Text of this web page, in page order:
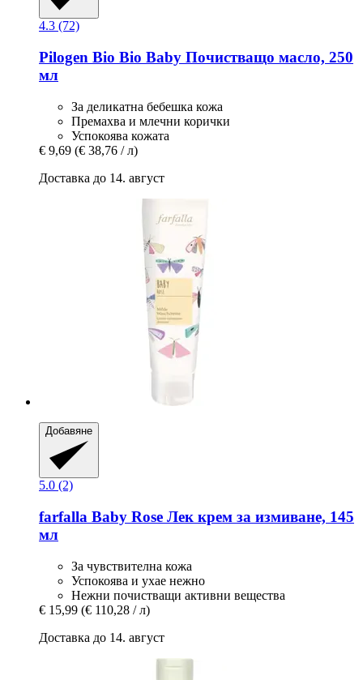
4.3 (72)
Pilogen Bio Bio Baby Почистващо масло, 250
мл
За деликатна бебешка кожа
Премахва и млечни корички
Успокоява кожата
€ 9,69 (€ 38,76 / л)
Доставка до 14. август
Добавяне
5.0 (2)
farfalla Baby Rose Лек крем за измиване, 145
мл
За чувствителна кожа
Успокоява и ухае нежно
Нежни почистващи активни вещества
€ 15,99 (€ 110,28 / л)
Доставка до 14. август